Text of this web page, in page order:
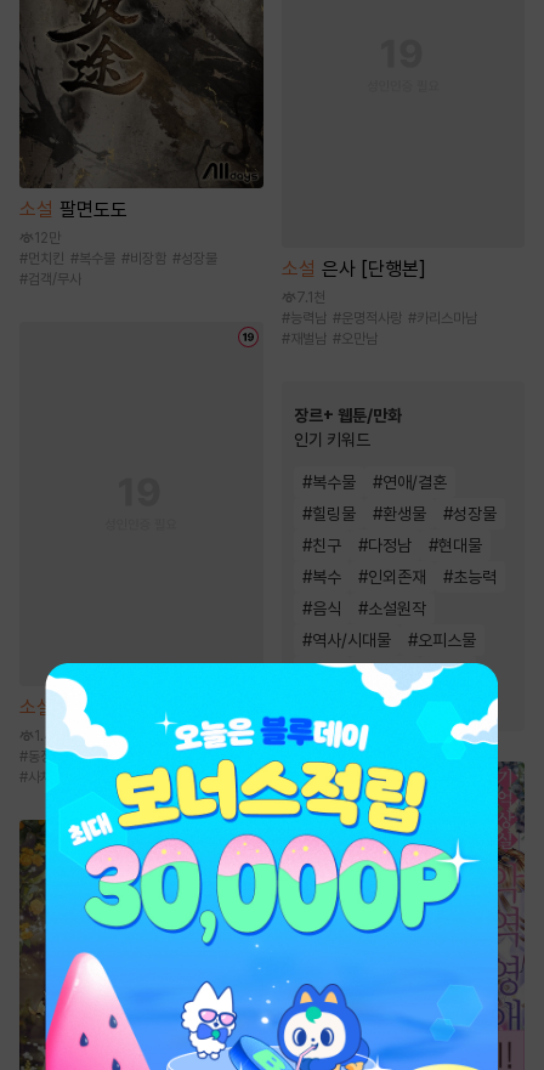
소설 팔면도도
12만
#먼치킨 #복수물 #비장함 #성장물
#검객/무사
소설 해일주의보 [단행본]
1.4천
#동정녀 #현대물 # 소유욕/집착
동정남
#사차원남
소설 은사 [단행본]
7.1천
#능력남 #운명적사랑 #카리스마남
#재벌남 #오만남
장르+ 웹툰/만화
인기 키워드
#복수물 #연애/결혼
#힐링물 #환생물 #성장물
#친구 #다정남 #현대물
#복수 #인외존재 #초능력
#음식 #소설원작
#역사/시대물 #오피스물
동물 # 동양풍 #우정
#이세계물